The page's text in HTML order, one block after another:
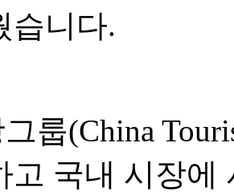
습니다.
룹(China
고 국내 시장에